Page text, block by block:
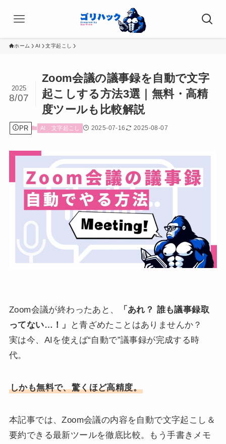
ホーム AI 文字起こし
Zoom会議の議事録を自動で文字
起こしする方法3選｜無料・高精
度ツールも比較解説
2025
8/07
PR AI 文字起こし 2025-07-16 2025-08-07
Zoom会議が終わったあと、
「あれ？ 誰も議事録取
ってない…！」
と青ざめたことはありませんか？
実は今、AIを使えば“自動で”議事録が完成する時
代。
しかも無料で、驚くほど高精度。
本記事では、Zoom会議の内容を自動で文字起こし＆
要約できる最新ツールを徹底比較。もう手書きメモ